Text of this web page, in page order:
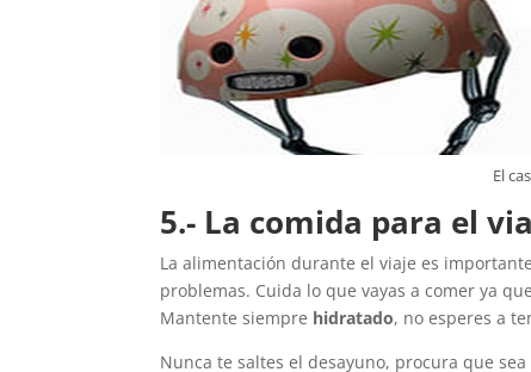
El
5.- La comida para el
La alimentación durante el viaje es
problemas. Cuida lo que vayas a comer ya
Mantente siempre hidratado, no esperes a
Nunca te saltes el desayuno, procura que